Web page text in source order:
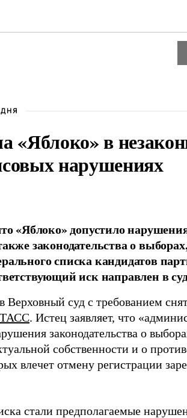
«Яблоко» в
нарушениях
«Яблоко» допустило
законодательства о
списка кандидатов
иск направлен в
Верховный суд с требованием
ТАСС. Истец заявляет, что
законодательства о
собственности и о
влечет отмену регистрации
стали предполагаемые